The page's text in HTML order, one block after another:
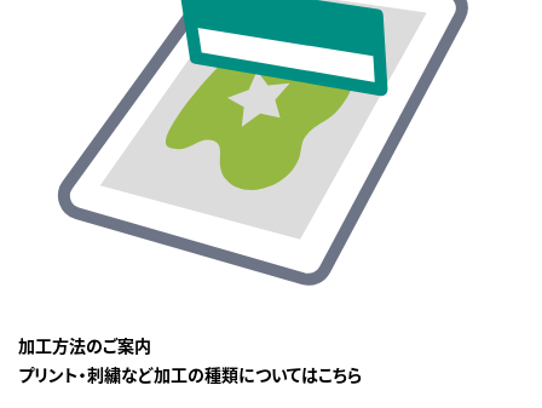
加工方法のご案内
プリント・刺繍など加工の種類についてはこちら